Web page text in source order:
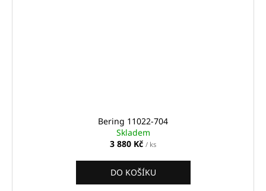
Bering 11022-704
Skladem
3 880 Kč / ks
DO KOŠÍKU